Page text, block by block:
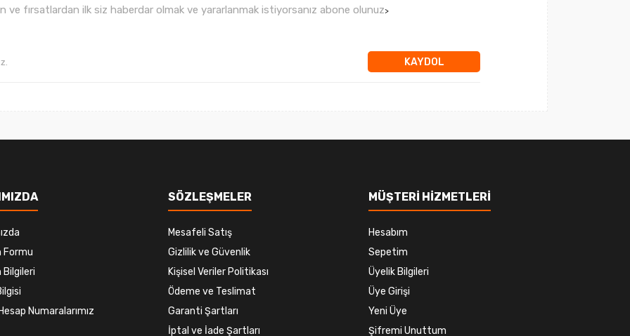
ve fırsatlardan ilk siz haberdar olmak ve yararlanmak istiyorsanız abone olunuz>
KAYDOL
Formu
Numaralarımız
SÖZLEŞMELER
Mesafeli Satış
Gizlilik ve Güvenlik
Kişisel Veriler Politikası
Ödeme ve Teslimat
Garanti Şartları
İptal ve İade Şartları
MÜŞTERİ HİZMETLERİ
Hesabım
Sepetim
Üyelik Bilgileri
Üye Girişi
Yeni Üye
Şifremi Unuttum